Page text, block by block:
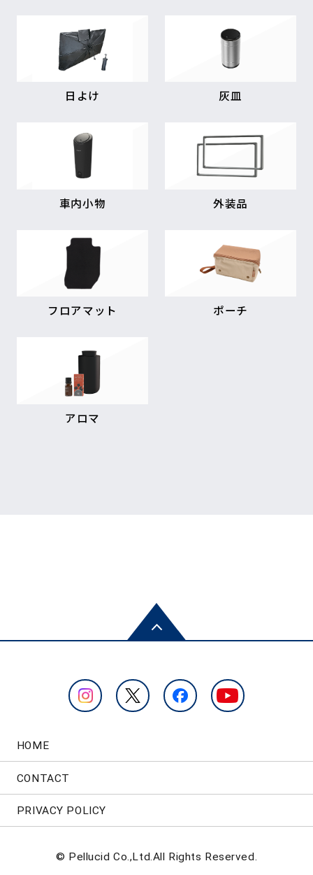
日よけ 灰皿
車内小物 外装品
フロアマット ポーチ
アロマ
HOME
CONTACT
PRIVACY POLICY
© Pellucid Co.,Ltd.All Rights Reserved.